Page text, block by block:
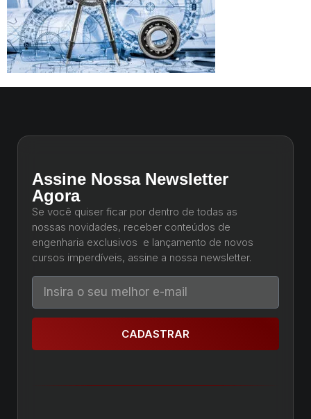
Assine Nossa Newsletter
Agora
Se você quiser ficar por dentro de todas as
nossas novidades, receber conteúdos de
engenharia exclusivos e lançamento de novos
cursos imperdíveis, assine a nossa newsletter.
CADASTRAR